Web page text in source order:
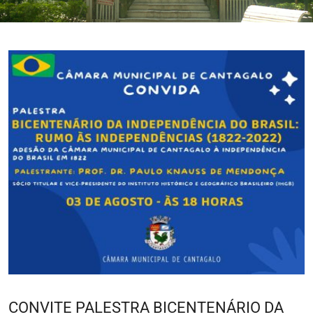
CONVITE PALESTRA BICENTENÁRIO DA